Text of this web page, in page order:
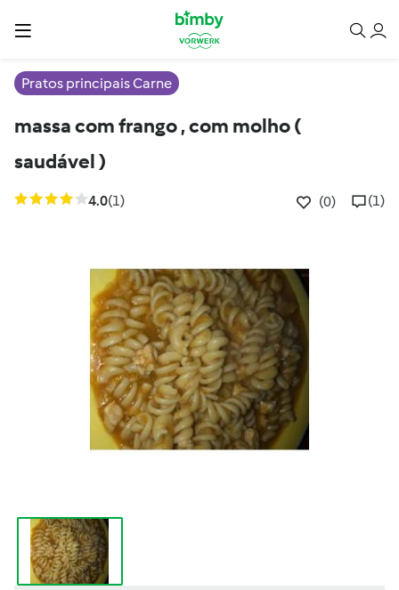
Pratos principais Carne
massa com frango , com molho (
saudável )
4.0(1) (0) (1)